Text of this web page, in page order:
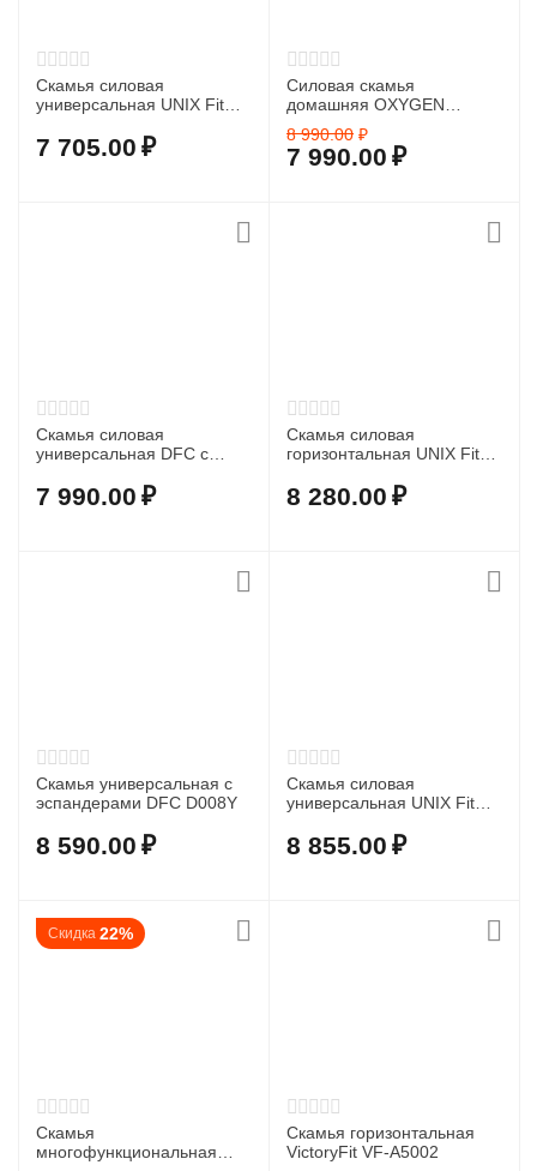
Скамья силовая
универсальная UNIX Fit
7 705.00 ₽
Силовая скамья
домашняя OXYGEN
8 990.00 ₽
7 990.00 ₽
Скамья силовая
универсальная DFC с
7 990.00 ₽
Скамья силовая
горизонтальная UNIX Fit
8 280.00 ₽
Скамья универсальная с
эспандерами DFC D008Y
8 590.00 ₽
Скамья силовая
универсальная UNIX Fit
8 855.00 ₽
Скидка 22%
Скамья
многофункциональная
Скамья горизонтальная
VictoryFit VF-A5002